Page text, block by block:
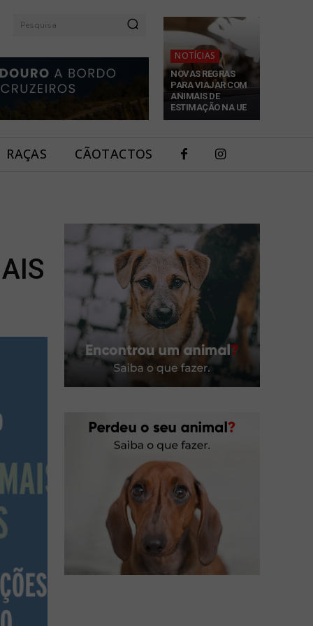
Pesquisa
NOTÍCIAS
NOVAS REGRAS
PARA VIAJAR COM
ANIMAIS DE
ESTIMAÇÃO NA UE
RAÇAS CÃOTACTOS